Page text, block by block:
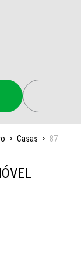
Casas 87